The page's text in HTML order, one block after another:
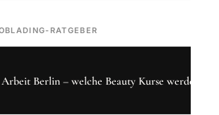
RATGEBER
Berlin – welche Beauty Kurse werden